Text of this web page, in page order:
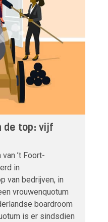
de top: vijf
’t Foort-
in
van bedrijven, in
vrouwenquotum
boardroom
is er sindsdien